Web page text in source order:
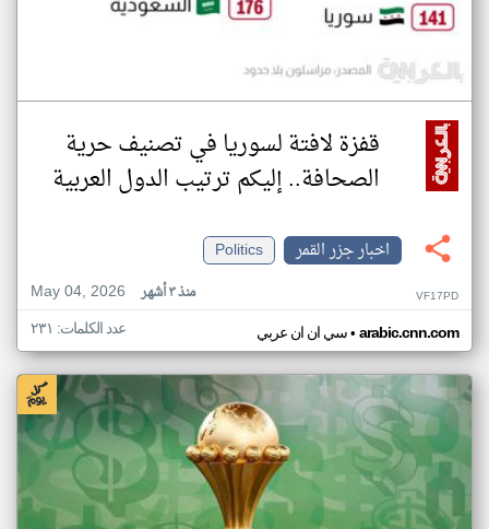
قفزة لافتة لسوريا في تصنيف حرية
الصحافة.. إليكم ترتيب الدول العربية
اخبار جزر القمر
Politics
May 04, 2026
منذ ٣ أشهر VF17PD
سي ان ان عربي• arabic.cnn.com عدد الكلمات: ٢٣١